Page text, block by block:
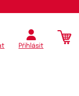
Přihlásit